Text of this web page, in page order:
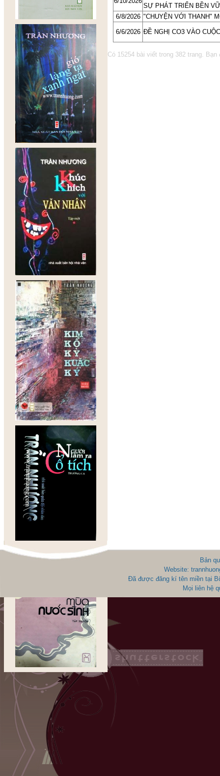
SỰ PHÁT TRIỂN BỀN
6/8/2026 "CHUYỆN VỚI THANH"
6/6/2026 ĐỀ NGHỊ CO3 VÀO
Có 15254 bài viết trong 382 trang. Bạn
Bản
Website:
Đã được đăng kí tên miền tại
Mọi liên hệ